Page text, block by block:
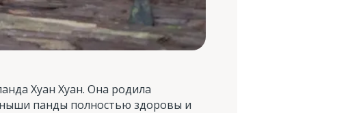
Хуан Хуан. Она родила
панды полностью здоровы и